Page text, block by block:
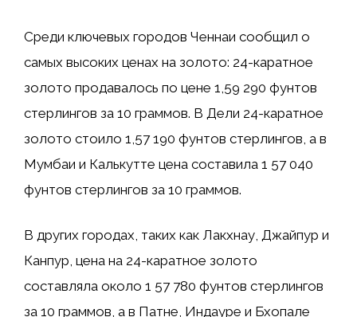
Среди ключевых городов Ченнаи сообщил о
самых высоких ценах на золото: 24-каратное
золото продавалось по цене 1,59 290 фунтов
стерлингов за 10 граммов. В Дели 24-каратное
золото стоило 1,57 190 фунтов стерлингов, а в
Мумбаи и Калькутте цена составила 1 57 040
фунтов стерлингов за 10 граммов.
В других городах, таких как Лакхнау, Джайпур и
Канпур, цена на 24-каратное золото
составляла около 1 57 780 фунтов стерлингов
за 10 граммов, а в Патне, Индауре и Бхопале